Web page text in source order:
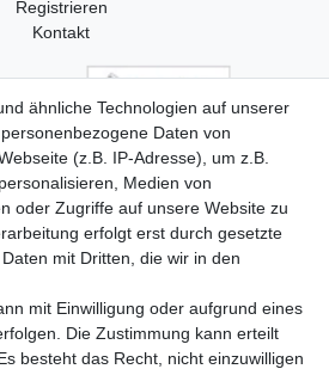
Registrieren
Kontakt
ähnliche Technologien auf unserer
Daten von
(z.B. IP-Adresse), um z.B.
Medien von
oder Zugriffe auf unsere Website zu
erfolgt erst durch gesetzte
mit Dritten, die wir in den
mit Einwilligung oder aufgrund eines
Die Zustimmung kann erteilt
besteht das Recht, nicht einzuwilligen